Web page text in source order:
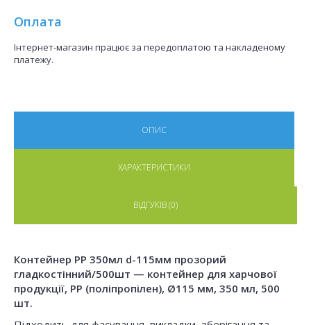
Оплата
Інтернет-магазин працює за передоплатою та накладеному
платежу.
ОПИС
ХАРАКТЕРИСТИКИ
ВІДГУКІВ (0)
Контейнер РР 350мл d-115мм прозорий
гладкостінний/500шт — контейнер для харчової
продукції, PP (поліпропілен), Ø115 мм, 350 мл, 500
шт.